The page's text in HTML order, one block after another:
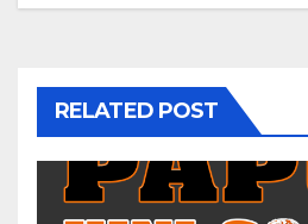
RELATED POST